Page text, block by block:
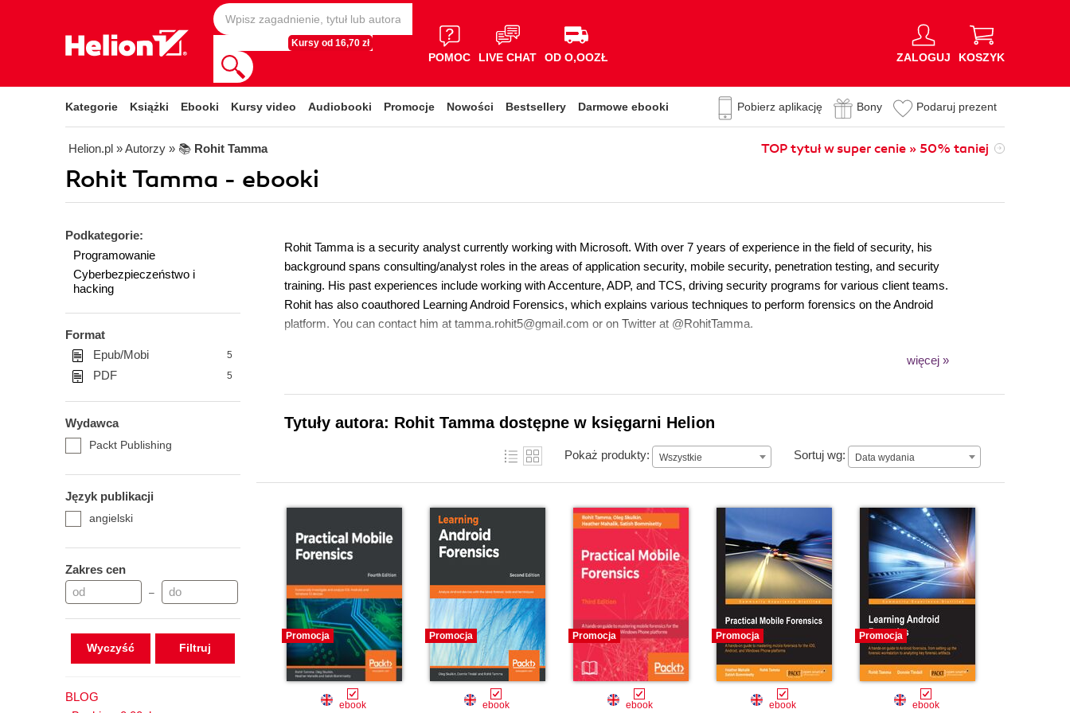
Kursy od 16,70 zł
POMOC LIVE CHAT OD O,OOZŁ ZALOGUJ KOSZYK
Kategorie Książki Ebooki Kursy video Audiobooki Promocje Nowości Bestsellery Darmowe ebooki Pobierz aplikację Bony Podaruj prezent
Helion.pl » Autorzy » 📚 Rohit Tamma TOP tytuł w super cenie » 50% taniej
Rohit Tamma - ebooki
Podkategorie:
Programowanie
Cyberbezpieczeństwo i
hacking
Format
Epub/Mobi
5
PDF 5
Wydawca
Packt Publishing
Język publikacji
angielski
Zakres cen
–
Wyczyść
BLOG
Rohit Tamma is a security analyst currently working with Microsoft. With over 7 years of experience in the field of security, his
background spans consulting/analyst roles in the areas of application security, mobile security, penetration testing, and security
training. His past experiences include working with Accenture, ADP, and TCS, driving security programs for various client teams.
Rohit has also coauthored Learning Android Forensics, which explains various techniques to perform forensics on the Android
platform. You can contact him at tamma.rohit5@gmail.com or on Twitter at @RohitTamma.
więcej »
Tytuły autora: Rohit Tamma dostępne w księgarni Helion
Pokaż produkty: Wszystkie Sortuj wg: Data wydania
Data wydania
Promocja
ebook
Promocja
ebook
Promocja
ebook
Promocja
ebook
Promocja
ebook